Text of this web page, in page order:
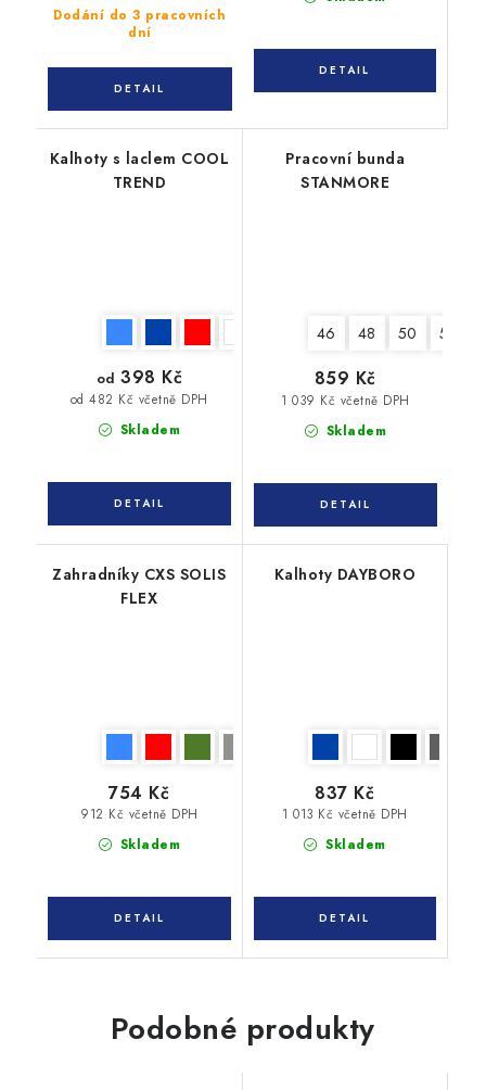
Dodání do 3 pracovních
dní
Kalhoty s laclem COOL
TREND
Skladem
od 482 Kč včetně DPH
od 398 Kč
Pracovní bunda
STANMORE
46 48 50 52
Skladem
1 039 Kč včetně DPH
859 Kč
Zahradníky CXS SOLIS
FLEX
Skladem
912 Kč včetně DPH
754 Kč
Kalhoty DAYBORO
Skladem
1 013 Kč včetně DPH
837 Kč
Podobné produkty